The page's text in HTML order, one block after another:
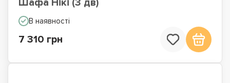
Шафа Нікі (3 дв)
В наявності
7 310 грн